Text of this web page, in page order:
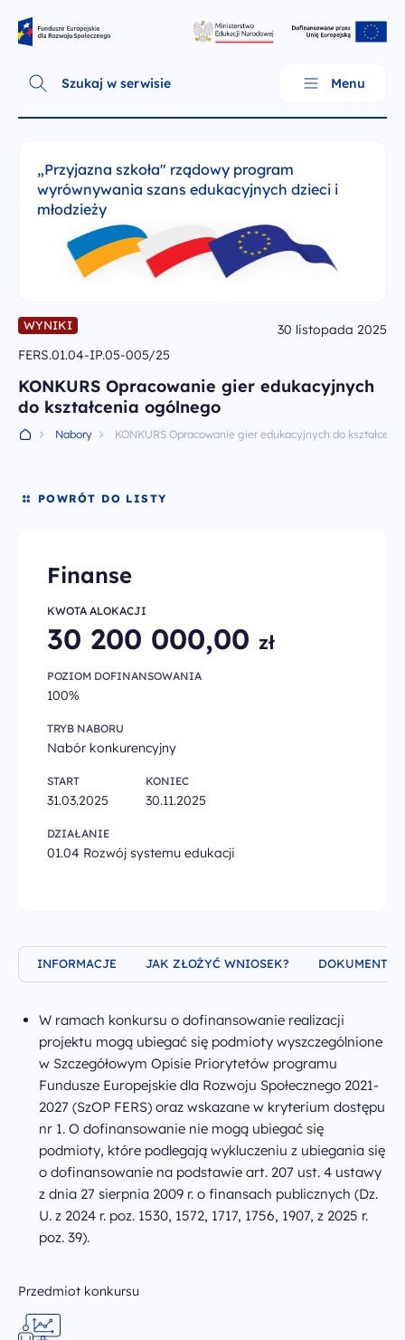
Fundusze Europejskie dla Rozwoju Społecznego
Szukaj w serwisie Menu
„Przyjazna szkoła" rządowy program
wyrównywania szans edukacyjnych dzieci i
młodzieży
O programie
Wiadomości
Deklaracja dostępności
Polityka prywatności
Zapisz się do newslettera
infoFERSedukacja@men.gov.pl
otrzymasz wiadomość
al. Jana
Szucha 25
00-918 Warszawa
WYNIKI
30 listopada 2025
FERS.01.04-IP.05-005/25
KONKURS Opracowanie gier edukacyjnych
do kształcenia ogólnego
Nabory KONKURS Opracowanie gier edukacyjnych do
POWRÓT DO LISTY
Finanse
KWOTA ALOKACJI
30 200 000,00 zł
POZIOM DOFINANSOWANIA
100%
TRYB NABORU
Nabór konkurencyjny
START
31.03.2025
KONIEC
30.11.2025
DZIAŁANIE
01.04 Rozwój systemu edukacji
INFORMACJE JAK ZŁOŻYĆ WNIOSEK? DOKUMENTY
W ramach konkursu o dofinansowanie realizacji
projektu mogą ubiegać się podmioty wyszczególnione
w Szczegółowym Opisie Priorytetów programu
Fundusze Europejskie dla Rozwoju Społecznego 2021-
2027 (SzOP FERS) oraz wskazane w kryterium dostępu
nr 1. O dofinansowanie nie mogą ubiegać się
podmioty, które podlegają wykluczeniu z ubiegania się
o dofinansowanie na podstawie art. 207 ust. 4 ustawy
z dnia 27 sierpnia 2009 r. o finansach publicznych (Dz.
U. z 2024 r. poz. 1530, 1572, 1717, 1756, 1907, z 2025 r.
poz. 39).
Przedmiot konkursu